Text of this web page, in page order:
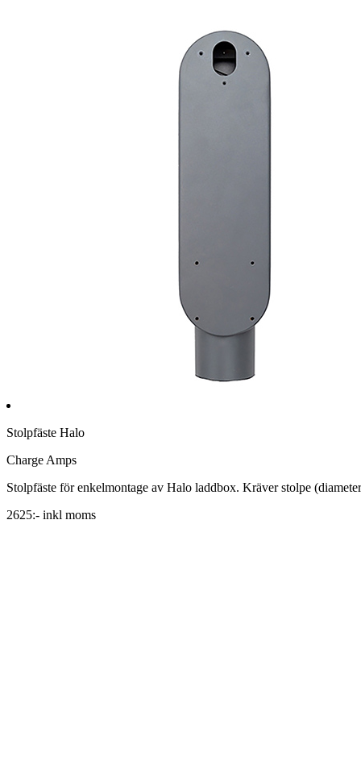
Stolpfäste Halo
Charge Amps
Stolpfäste för enkelmontage av Halo laddbox. Kräver stolpe
2625:- inkl moms